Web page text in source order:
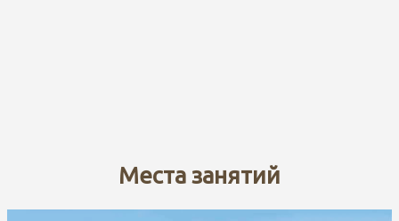
Места занятий